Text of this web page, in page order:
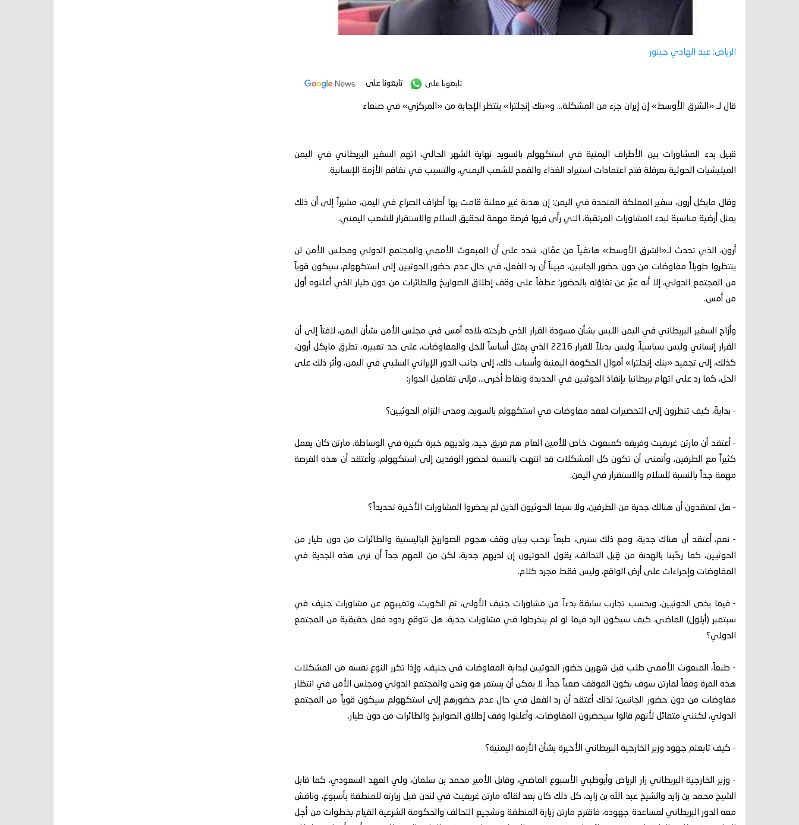
الرياض: عبد الهادي حبتور
تابعونا على تابعونا على
قال لـ «الشرق الأوسط» إن إيران جزء من المشكلة... و«بنك إنجلترا» ينتظر الإجابة من «المركزي» في صنعاء
قبيل بدء المشاورات بين الأطراف اليمنية في استكهولم بالسويد نهاية الشهر الحالي، اتهم السفير البريطاني في اليمن
الميليشيات الحوثية بعرقلة فتح اعتمادات استيراد الغذاء والقمح للشعب اليمني، والتسبب في تفاقم الأزمة الإنسانية.
وقال مايكل أرون، سفير المملكة المتحدة في اليمن: إن هدنة غير معلنة قامت بها أطراف الصراع في اليمن، مشيراً إلى أن ذلك
يمثل أرضية مناسبة لبدء المشاورات المرتقبة، التي رأى فيها فرصة مهمة لتحقيق السلام والاستقرار للشعب اليمني.
أرون، الذي تحدث لـ«الشرق الأوسط» هاتفياً من عمّان، شدد على أن المبعوث الأممي والمجتمع الدولي ومجلس الأمن لن
ينتظروا طويلاً مفاوضات من دون حضور الجانبين، مبيناً أن رد الفعل، في حال عدم حضور الحوثيين إلى استكهولم، سيكون قوياً
من المجتمع الدولي، إلا أنه عبّر عن تفاؤله بالحضور؛ عطفاً على وقف إطلاق الصواريخ والطائرات من دون طيار الذي أعلنوه أول
من أمس.
وأزاح السفير البريطاني في اليمن اللبس بشأن مسودة القرار الذي طرحته بلاده أمس في مجلس الأمن بشأن اليمن، لافتاً إلى أن
القرار إنساني وليس سياسياً، وليس بديلاً للقرار 2216 الذي يمثل أساساً للحل والمفاوضات، على حد تعبيره. تطرق مايكل أرون،
كذلك، إلى تجميد «بنك إنجلترا» أموال الحكومة اليمنية وأسباب ذلك، إلى جانب الدور الإيراني السلبي في اليمن، وأثر ذلك على
الحل، كما رد على اتهام بريطانيا بإنقاذ الحوثيين في الحديدة ونقاط أخرى... فإلى تفاصيل الحوار:
- بدايةً، كيف تنظرون إلى التحضيرات لعقد مفاوضات في استكهولم بالسويد، ومدى التزام الحوثيين؟
- أعتقد أن مارتن غريفيث وفريقه كمبعوث خاص للأمين العام هم فريق جيد، ولديهم خبرة كبيرة في الوساطة. مارتن كان يعمل
كثيراً مع الطرفين، وأتمنى أن تكون كل المشكلات قد انتهت بالنسبة لحضور الوفدين إلى استكهولم، وأعتقد أن هذه الفرصة
مهمة جداً بالنسبة للسلام والاستقرار في اليمن.
- هل تعتقدون أن هنالك جدية من الطرفين، ولا سيما الحوثيون الذين لم يحضروا المشاورات الأخيرة تحديداً؟
- نعم، أعتقد أن هناك جدية، ومع ذلك سنرى، طبعاً نرحب ببيان وقف هجوم الصواريخ الباليستية والطائرات من دون طيار من
الحوثيين، كما رحّبنا بالهدنة من قِبل التحالف، يقول الحوثيون إن لديهم جدية، لكن من المهم جداً أن نرى هذه الجدية في
المفاوضات وإجراءات على أرض الواقع، وليس فقط مجرد كلام.
- فيما يخص الحوثيين، وبحسب تجارب سابقة بدءاً من مشاورات جنيف الأولى، ثم الكويت، وتغيبهم عن مشاورات جنيف في
سبتمبر (أيلول) الماضي، كيف سيكون الرد فيما لو لم ينخرطوا في مشاورات جدية، هل نتوقع ردود فعل حقيقية من المجتمع
الدولي؟
- طبعاً، المبعوث الأممي طلب قبل شهرين حضور الحوثيين لبداية المفاوضات في جنيف، وإذا تكرر النوع نفسه من المشكلات
هذه المرة وفقاً لمارتن سوف يكون الموقف صعباً جداً، لا يمكن أن يستمر هو ونحن والمجتمع الدولي ومجلس الأمن في انتظار
مفاوضات من دون حضور الجانبين؛ لذلك أعتقد أن رد الفعل في حال عدم حضورهم إلى استكهولم سيكون قوياً من المجتمع
الدولي، لكنني متفائل لأنهم قالوا سيحضرون المفاوضات، وأعلنوا وقف إطلاق الصواريخ والطائرات من دون طيار.
- كيف تابعتم جهود وزير الخارجية البريطاني الأخيرة بشأن الأزمة اليمنية؟
- وزير الخارجية البريطاني زار الرياض وأبوظبي الأسبوع الماضي، وقابل الأمير محمد بن سلمان، ولي العهد السعودي، كما قابل
الشيخ محمد بن زايد والشيخ عبد الله بن زايد، كل ذلك كان بعد لقائه مارتن غريفيث في لندن قبل زيارته للمنطقة بأسبوع، وناقش
معه الدور البريطاني لمساعدة جهوده، فاقترح مارتن زيارة المنطقة وتشجيع التحالف والحكومة الشرعية القيام بخطوات من أجل